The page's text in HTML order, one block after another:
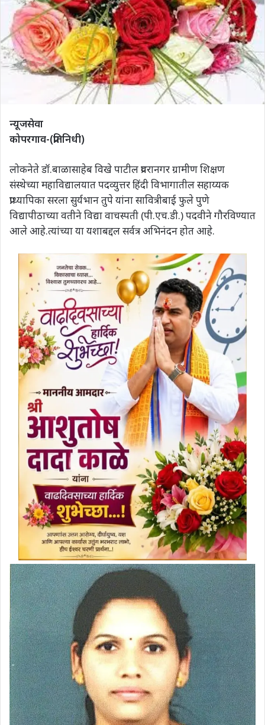
न्यूजसेवा
कोपरगाव-(प्रतिनिधी)
लोकनेते डॉ.बाळासाहेब विखे पाटील प्रवरानगर ग्रामीण शिक्षण
संस्थेच्या महाविद्यालयात पदव्युत्तर हिंदी विभागातील सहाय्यक
प्राध्यापिका सरला सुर्यभान तुपे यांना सावित्रीबाई फुले पुणे
विद्यापीठाच्या वतीने विद्या वाचस्पती (पी.एच.डी.) पदवीने गौरविण्यात
आले आहे.त्यांच्या या यशाबद्दल सर्वत्र अभिनंदन होत आहे.